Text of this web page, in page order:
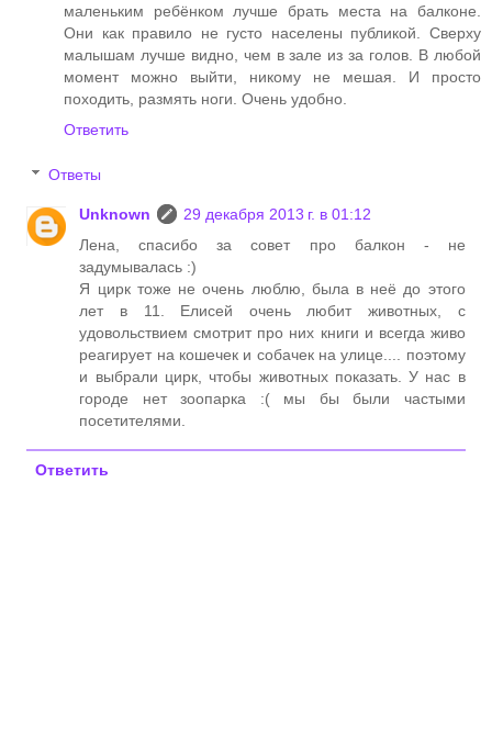
маленьким ребёнком лучше брать места на балконе.
Они как правило не густо населены публикой. Сверху
малышам лучше видно, чем в зале из за голов. В любой
момент можно выйти, никому не мешая. И просто
походить, размять ноги. Очень удобно.
Ответить
Ответы
Unknown
29 декабря 2013 г. в 01:12
Лена, спасибо за совет про балкон - не
задумывалась :)
Я цирк тоже не очень люблю, была в неё до этого
лет в 11. Елисей очень любит животных, с
удовольствием смотрит про них книги и всегда живо
реагирует на кошечек и собачек на улице.... поэтому
и выбрали цирк, чтобы животных показать. У нас в
городе нет зоопарка :( мы бы были частыми
посетителями.
Ответить